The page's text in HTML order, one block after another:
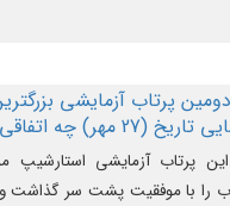
پرتاب آزمایشی
(27 مهر‌) چه اتفاقی افتاد؟
پرتاب آزمایشی استارشیپ
را با موفقیت پشت سر